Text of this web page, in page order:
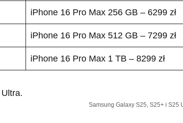
iPhone 16 Pro Max 256 GB – 6299 zł
iPhone 16 Pro Max 512 GB – 7299 zł
iPhone 16 Pro Max 1 TB – 8299 zł
Samsung Galaxy S25, S25+ i S25